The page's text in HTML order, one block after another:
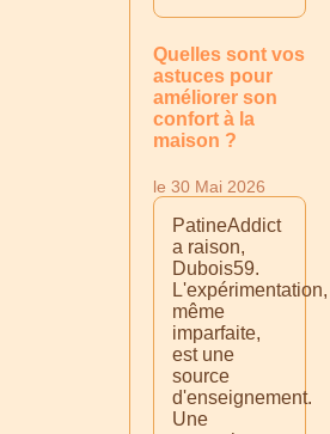
Quelles sont vos
astuces pour
améliorer son
confort à la
maison ?
le 30 Mai 2026
PatineAddict
a raison,
Dubois59.
L'expérimentation,
même
imparfaite,
est une
source
d'enseignement.
Une